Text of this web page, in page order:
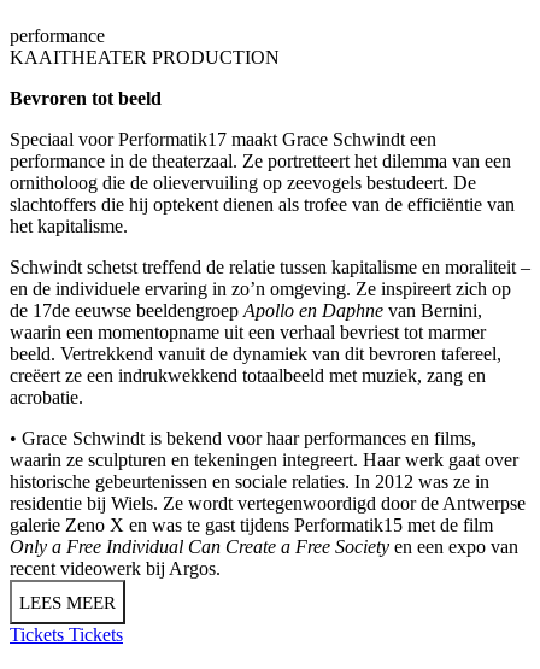
performance
KAAITHEATER PRODUCTION
Bevroren tot beeld
Speciaal voor Performatik17 maakt Grace Schwindt een
performance in de theaterzaal. Ze portretteert het dilemma van een
ornitholoog die de olievervuiling op zeevogels bestudeert. De
slachtoffers die hij optekent dienen als trofee van de efficiëntie van
het kapitalisme.
Schwindt schetst treffend de relatie tussen kapitalisme en moraliteit –
en de individuele ervaring in zo’n omgeving. Ze inspireert zich op
de 17de eeuwse beeldengroep Apollo en Daphne van Bernini,
waarin een momentopname uit een verhaal bevriest tot marmer
beeld. Vertrekkend vanuit de dynamiek van dit bevroren tafereel,
creëert ze een indrukwekkend totaalbeeld met muziek, zang en
acrobatie.
• Grace Schwindt is bekend voor haar performances en films,
waarin ze sculpturen en tekeningen integreert. Haar werk gaat over
historische gebeurtenissen en sociale relaties. In 2012 was ze in
residentie bij Wiels. Ze wordt vertegenwoordigd door de Antwerpse
galerie Zeno X en was te gast tijdens Performatik15 met de film
Only a Free Individual Can Create a Free Society en een expo van
recent videowerk bij Argos.
LEES MEER
Tickets Tickets